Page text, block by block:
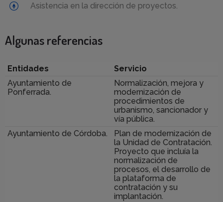
Asistencia en la dirección de proyectos.
Algunas referencias
Entidades
Servicio
Ayuntamiento de
Ponferrada.
Normalización, mejora y
modernización de
procedimientos de
urbanismo, sancionador y
vía pública.
Ayuntamiento de Córdoba.
Plan de modernización de
la Unidad de Contratación.
Proyecto que incluía la
normalización de
procesos, el desarrollo de
la plataforma de
contratación y su
implantación.